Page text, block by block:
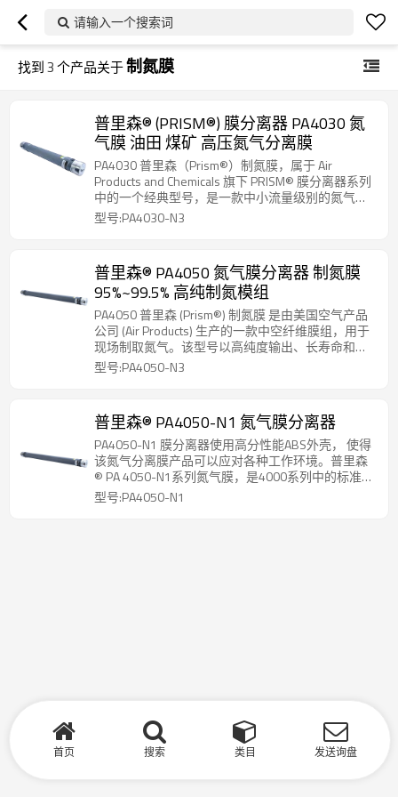
请输入一个搜索词
找到3个产品关于制氮膜
普里森® (PRISM®) 膜分离器 PA4030 氮
气膜 油田 煤矿 高压氮气分离膜
PA4030 普里森（Prism®）制氮膜，属于 Air
Products and Chemicals 旗下 PRISM® 膜分离器系列
中的一个经典型号，是一款中小流量级别的氮气膜
组件，常用于 OEM 制氮系统。
型号:PA4030-N3
普里森® PA4050 氮气膜分离器 制氮膜
95%~99.5% 高纯制氮模组
PA4050 普里森 (Prism®) 制氮膜 是由美国空气产品
公司 (Air Products) 生产的一款中空纤维膜组，用于
现场制取氮气。该型号以高纯度输出、长寿命和模
块化设计著称，是车载及工业制氮系统的核心部
件。PA4050-P3 外壳和端盖采用 316L 不锈钢材
苛环境。
型号:PA4050-N3
普里森® PA4050-N1 氮气膜分离器
PA4050-N1 膜分离器使用高分性能ABS外壳， 使得
该氮气分离膜产品可以应对各种工作环境。普里森
® PA 4050-N1系列氮气膜，是4000系列中的标准高
压型，专为可靠、高效地现场制氮而设计，广泛应
用于需要持续、稳定氮气供应的工业场景。
型号:PA4050-N1
首页 搜索 类目 发送询盘